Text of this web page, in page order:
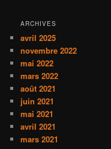
ARCHIVES
avril 2025
novembre 2022
mai 2022
mars 2022
août 2021
juin 2021
mai 2021
avril 2021
mars 2021